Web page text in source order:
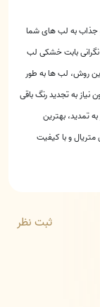
جذاب به لب های شما
نگرانی بابت خشکی لب
روش، لب ها به طور
نیاز به تجدید رنگ باقی
تمدید، بهترین
و با کیفیت
ثبت نظر